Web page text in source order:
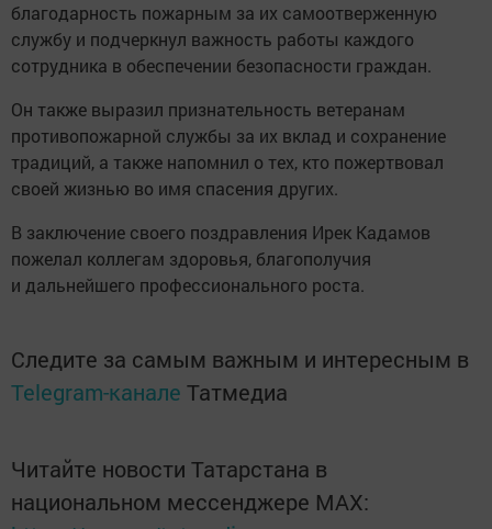
благодарность пожарным за их самоотверженную
службу и подчеркнул важность работы каждого
сотрудника в обеспечении безопасности граждан.
Он также выразил признательность ветеранам
противопожарной службы за их вклад и сохранение
традиций, а также напомнил о тех, кто пожертвовал
своей жизнью во имя спасения других.
В заключение своего поздравления Ирек Кадамов
пожелал коллегам здоровья, благополучия
и дальнейшего профессионального роста.
Следите за самым важным и интересным в
Telegram-канале Татмедиа
Читайте новости Татарстана в
национальном мессенджере MАХ: